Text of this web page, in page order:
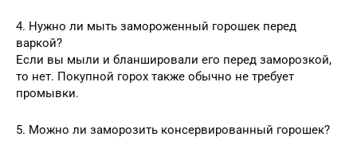
4. Нужно ли мыть замороженный горошек перед
варкой?
Если вы мыли и бланшировали его перед заморозкой,
то нет. Покупной горох также обычно не требует
промывки.
5. Можно ли заморозить консервированный горошек?